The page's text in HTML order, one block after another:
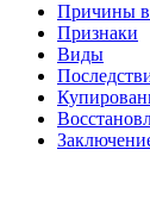
Причины
Признаки
Виды